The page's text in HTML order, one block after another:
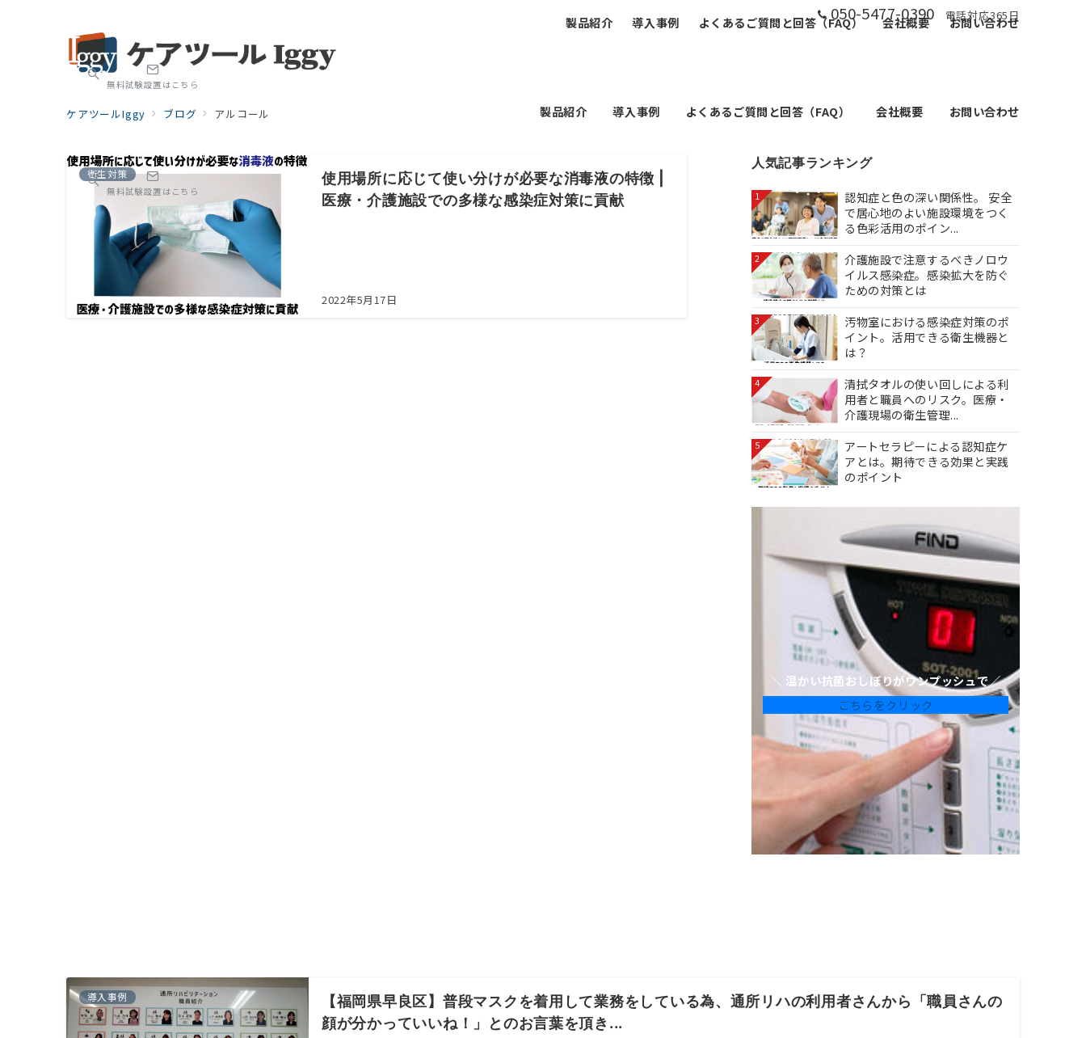
050-5477-0390 電話対応365日
製品紹介 導入事例 よくあるご質問と回答（FAQ） 会社概要 お問い合わせ
無料試験設置はこちら
製品紹介 導入事例 よくあるご質問と回答（FAQ） 会社概要 お問い合わせ
無料試験設置はこちら
ケアツールIggy ブログ アルコール
衛生対策
使用場所に応じて使い分けが必要な消毒液の特徴 |
医療・介護施設での多様な感染症対策に貢献
2022年5月17日
人気記事ランキング
1
認知症と色の深い関係性。 安全
で居心地のよい施設環境をつく
る色彩活用のポイン...
2
介護施設で注意するべきノロウ
イルス感染症。感染拡大を防ぐ
ための対策とは
3
汚物室における感染症対策のポ
イント。活用できる衛生機器と
は？
4
清拭タオルの使い回しによる利
用者と職員へのリスク。医療・
介護現場の衛生管理...
5
アートセラピーによる認知症ケ
アとは。期待できる効果と実践
のポイント
＼ 温かい抗菌おしぼりがワンプッシュで／
こちらをクリック
導入事例
【福岡県早良区】普段マスクを着用して業務をしている為、通所リハの利用者さんから「職員さんの
顔が分かっていいね！」とのお言葉を頂き...